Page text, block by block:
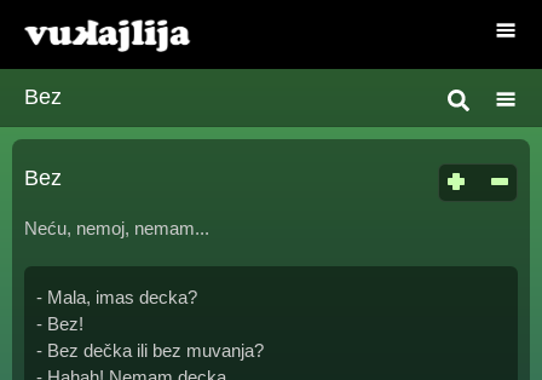
Bez
Bez
Neću, nemoj, nemam...
- Mala, imas decka?
- Bez!
- Bez dečka ili bez muvanja?